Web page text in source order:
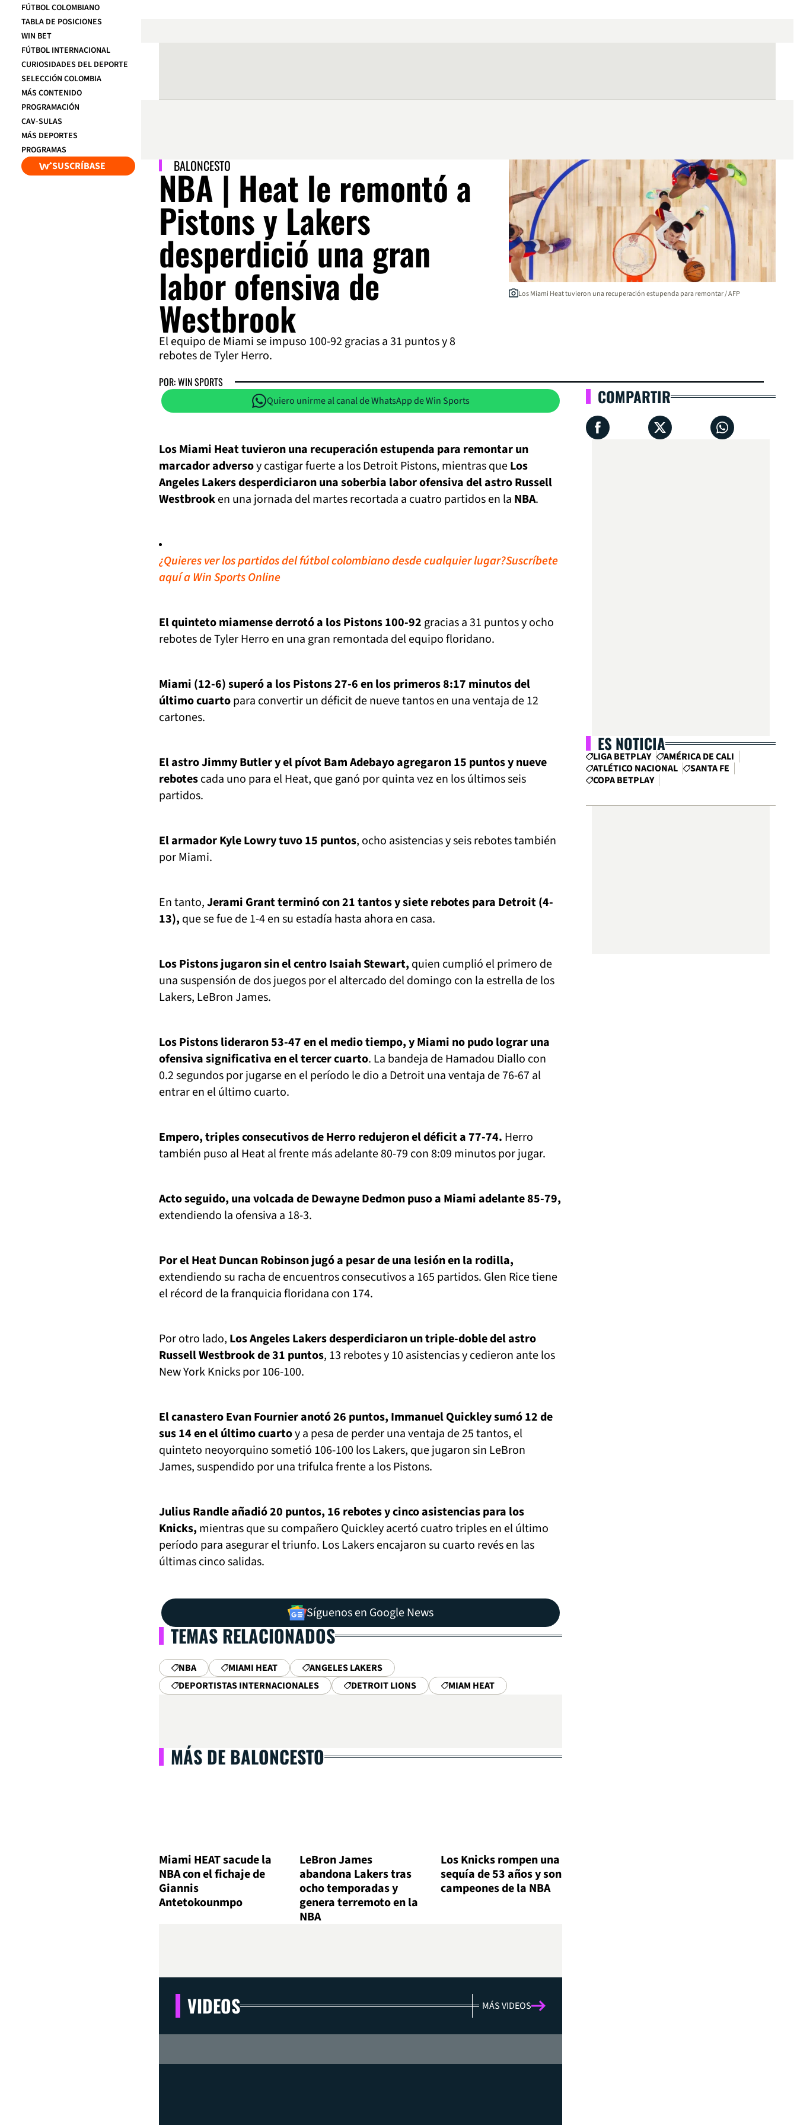
FÚTBOL COLOMBIANO
TABLA DE POSICIONES
WIN BET
FÚTBOL INTERNACIONAL
CURIOSIDADES DEL DEPORTE
SELECCIÓN COLOMBIA
MÁS CONTENIDO
PROGRAMACIÓN
CAV-SULAS
MÁS DEPORTES
PROGRAMAS
SUSCRÍBASE BALONCESTO
NBA | Heat le remontó a
Pistons y Lakers
desperdició una gran
labor ofensiva de
Westbrook
El equipo de Miami se impuso 100-92 gracias a 31 puntos y 8
rebotes de Tyler Herro.
Los Miami Heat tuvieron una recuperación estupenda para remontar / AFP
POR: WIN SPORTS
Quiero unirme al canal de WhatsApp de Win Sports
Los Miami Heat tuvieron una recuperación estupenda para remontar un
marcador adversoy castigar fuerte a los Detroit Pistons, mientras queLos
Angeles Lakers desperdiciaron una soberbia labor ofensiva del astro Russell
Westbrooken una jornada del martes recortada a cuatro partidos en la NBA.
¿Quieres ver los partidos del fútbol colombiano desde cualquier lugar?Suscríbete
aquí a Win Sports Online
El quinteto miamense derrotó a los Pistons 100-92 gracias a 31 puntos y ocho
rebotes de Tyler Herro en una gran remontada del equipo floridano.
Miami (12-6) superó a los Pistons 27-6 en los primeros 8:17 minutos del
último cuartopara convertir un déficit de nueve tantos en una ventaja de 12
cartones.
El astro Jimmy Butler y el pívot Bam Adebayo agregaron 15 puntos y nueve
rebotescada uno para el Heat, que ganó por quinta vez en los últimos seis
partidos.
El armador Kyle Lowry tuvo 15 puntos, ocho asistencias y seis rebotes también
por Miami.
En tanto,Jerami Grant terminó con 21 tantos y siete rebotes para Detroit (4-
13), que se fue de 1-4 en su estadía hasta ahora en casa.
Los Pistons jugaron sin el centro Isaiah Stewart, quien cumplió el primero de
una suspensión de dos juegos por el altercado del domingo con la estrella de los
Lakers, LeBron James.
Los Pistons lideraron 53-47 en el medio tiempo, y Miami no pudo lograr una
ofensiva significativa en el tercer cuarto. La bandeja de Hamadou Diallo con
0.2 segundos por jugarse en el período le dio a Detroit una ventaja de 76-67 al
entrar en el último cuarto.
Empero, triples consecutivos de Herro redujeron el déficit a 77-74. Herro
también puso al Heat al frente más adelante 80-79 con 8:09 minutos por jugar.
Acto seguido, una volcada de Dewayne Dedmon puso a Miami adelante 85-79,
extendiendo la ofensiva a 18-3.
Por el Heat Duncan Robinson jugó a pesar de una lesión en la rodilla,
extendiendo su racha de encuentros consecutivos a 165 partidos. Glen Rice tiene
el récord de la franquicia floridana con 174.
Por otro lado, Los Angeles Lakers desperdiciaron un triple-doble del astro
Russell Westbrook de 31 puntos, 13 rebotes y 10 asistencias y cedieron ante los
New York Knicks por 106-100.
El canastero Evan Fournier anotó 26 puntos, Immanuel Quickley sumó 12 de
sus 14 en el último cuartoy a pesa de perder una ventaja de 25 tantos, el
quinteto neoyorquino sometió 106-100 los Lakers, que jugaron sin LeBron
James, suspendido por una trifulca frente a los Pistons.
Julius Randle añadió 20 puntos, 16 rebotes y cinco asistencias para los
Knicks, mientras que su compañero Quickley acertó cuatro triples en el último
período para asegurar el triunfo. Los Lakers encajaron su cuarto revés en las
últimas cinco salidas.
Síguenos en Google News
TEMAS RELACIONADOS
NBA MIAMI HEAT
ANGELES LAKERS
DEPORTISTAS INTERNACIONALES
DETROIT LIONS MIAM HEAT
MÁS DE BALONCESTO
Miami HEAT sacude la
NBA con el fichaje de
Giannis
Antetokounmpo
LeBron James
abandona Lakers tras
ocho temporadas y
genera terremoto en la
NBA
Los Knicks rompen una
sequía de 53 años y son
campeones de la NBA
VIDEOS MÁS VIDEOS
COMPARTIR
ES NOTICIA
LIGA BETPLAY
AMÉRICA DE CALI
ATLÉTICO NACIONAL
SANTA FE
COPA BETPLAY